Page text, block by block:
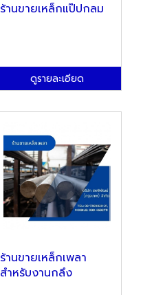
ร้านขายเหล็กแป๊ปกลม
ดูรายละเอียด
ร้านขายเหล็กเพลา
สำหรับงานกลึง